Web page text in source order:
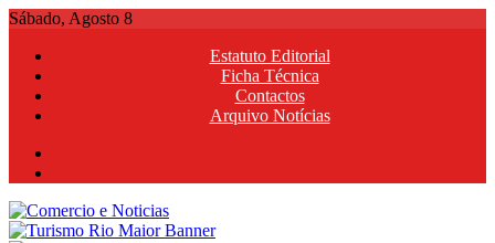
Skip
content
Sábado, Agosto 8
Estatuto Editorial
Ficha Técnica
Contactos
Arquivo Notícias